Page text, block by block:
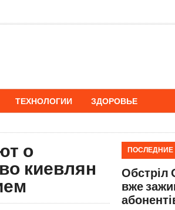
ТЕХНОЛОГИИ ЗДОРОВЬЕ
о
киевлян Обстріл
вже